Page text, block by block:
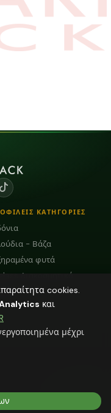
ΚΑΤΗΓΟΡΙΕΣ
- Βάζα
φυτά
Διακοσμητικά
cookies.
και
μέχρι